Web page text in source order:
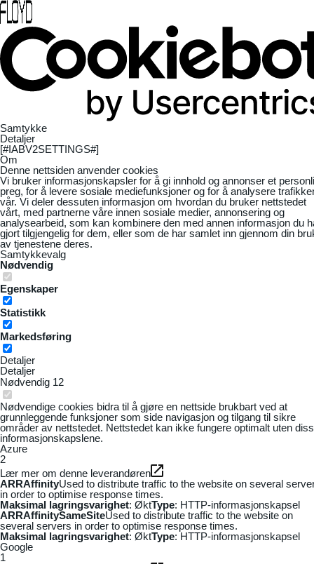
Samtykke
Detaljer
[#IABV2SETTINGS#]
Om
Denne nettsiden anvender cookies
Vi bruker informasjonskapsler for å gi innhold og annonser et
preg, for å levere sosiale mediefunksjoner og for å analysere
vår. Vi deler dessuten informasjon om hvordan du bruker nettstedet
vårt, med partnerne våre innen sosiale medier, annonsering og
analysearbeid, som kan kombinere den med annen informasjon du
gjort tilgjengelig for dem, eller som de har samlet inn gjennom din
av tjenestene deres.
Samtykkevalg
Nødvendig
Egenskaper
Statistikk
Markedsføring
Detaljer
Detaljer
Nødvendig 12
Nødvendige cookies bidra til å gjøre en nettside brukbart ved at
grunnleggende funksjoner som side navigasjon og tilgang til sikre
områder av nettstedet. Nettstedet kan ikke fungere optimalt uten
informasjonskapslene.
Azure
2
Lær mer om denne leverandøren
ARRAffinityUsed to distribute traffic to the website on several
in order to optimise response times.
Maksimal lagringsvarighet: ØktType: HTTP-informasjonskapsel
ARRAffinitySameSiteUsed to distribute traffic to the website on
several servers in order to optimise response times.
Maksimal lagringsvarighet: ØktType: HTTP-informasjonskapsel
Google
1